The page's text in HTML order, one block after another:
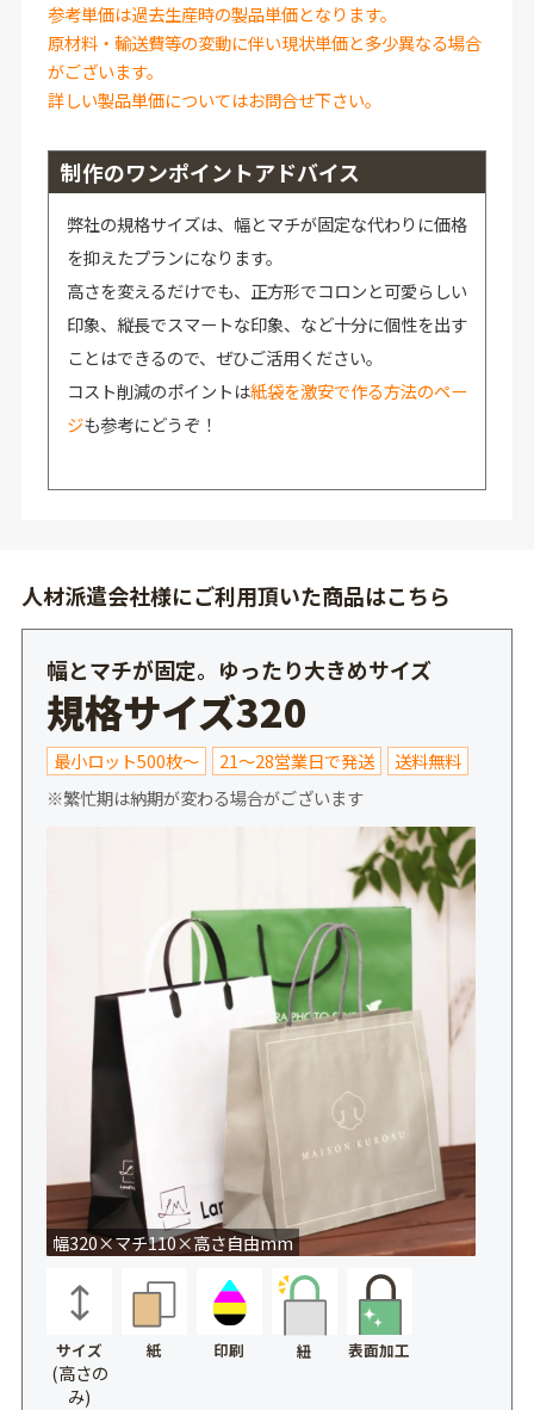
参考単価は過去生産時の製品単価となります。
原材料・輸送費等の変動に伴い現状単価と多少異なる場合
がございます。
詳しい製品単価についてはお問合せ下さい。
制作のワンポイントアドバイス
弊社の規格サイズは、幅とマチが固定な代わりに価格
を抑えたプランになります。
高さを変えるだけでも、正方形でコロンと可愛らしい
印象、縦長でスマートな印象、など十分に個性を出す
ことはできるので、ぜひご活用ください。
コスト削減のポイントは紙袋を激安で作る方法のペー
ジも参考にどうぞ！
人材派遣会社様にご利用頂いた商品はこちら
幅とマチが固定。ゆったり大きめサイズ
規格サイズ320
最小ロット500枚～ 21～28営業日で発送
送料無料
※繁忙期は納期が変わる場合がございます
幅320×マチ110×高さ自由mm
サイズ
(高さの
み)
紙 印刷 紐 表面加工